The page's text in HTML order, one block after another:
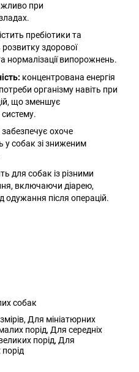
при
пребіотики та
здорової
нормалізації випорожнень.
концентрована енергія
організму навіть при
що зменшує
забезпечує охоче
у собак зі зниженим
для собак із різними
включаючи діарею,
одужання після операцій.
собак
Для мініатюрних
порід, Для середніх
порід, Для
порід